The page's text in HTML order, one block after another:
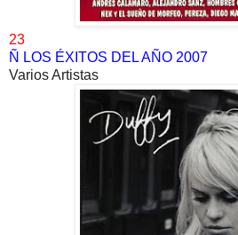
23
Ñ LOS ÉXITOS DEL AÑO 2007
Varios Artistas